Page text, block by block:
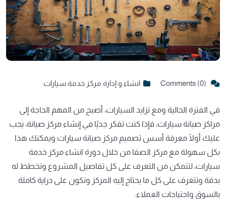
انشاء و إدارة مركز خدمة سيارات
في الفترة الحالية ومع تزايد السيارات، أصبح من المهم الحاجة إلى
مراكز صيانة سيارات، فإذا كنت تفكر جديًا في إنشاء مركز صيانة، يجب
عليك أولًا معرفة أسس تصميم مركز صيانة سيارات ويمكنك هذا
بكل سهولة مع مركز الصفا من خلال دورة انشاء مركز خدمة
سيارات، لتتمكن من التعرف على كل تفاصيل المشروع وتخطط له
بدقة وتتعرف على كل ما يحتاج إليه المركز وتكون على دراية كاملة
بالسوق واحتياجات العملاء.